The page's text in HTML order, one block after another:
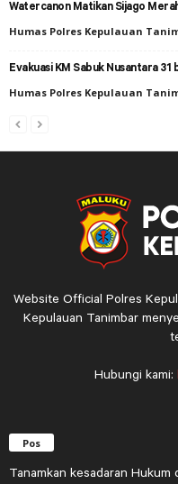
Watercanon Matikan Sijago
Humas Polres Kepulauan
Evakuasi KM Sabuk Nusantara 31
Humas Polres Kepulauan
Website Official Polres
Kepulauan Tanimbar
Hubungi kami:
Pos
Tanamkan kesadaran